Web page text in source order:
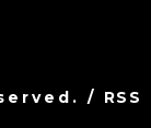
/ RSS